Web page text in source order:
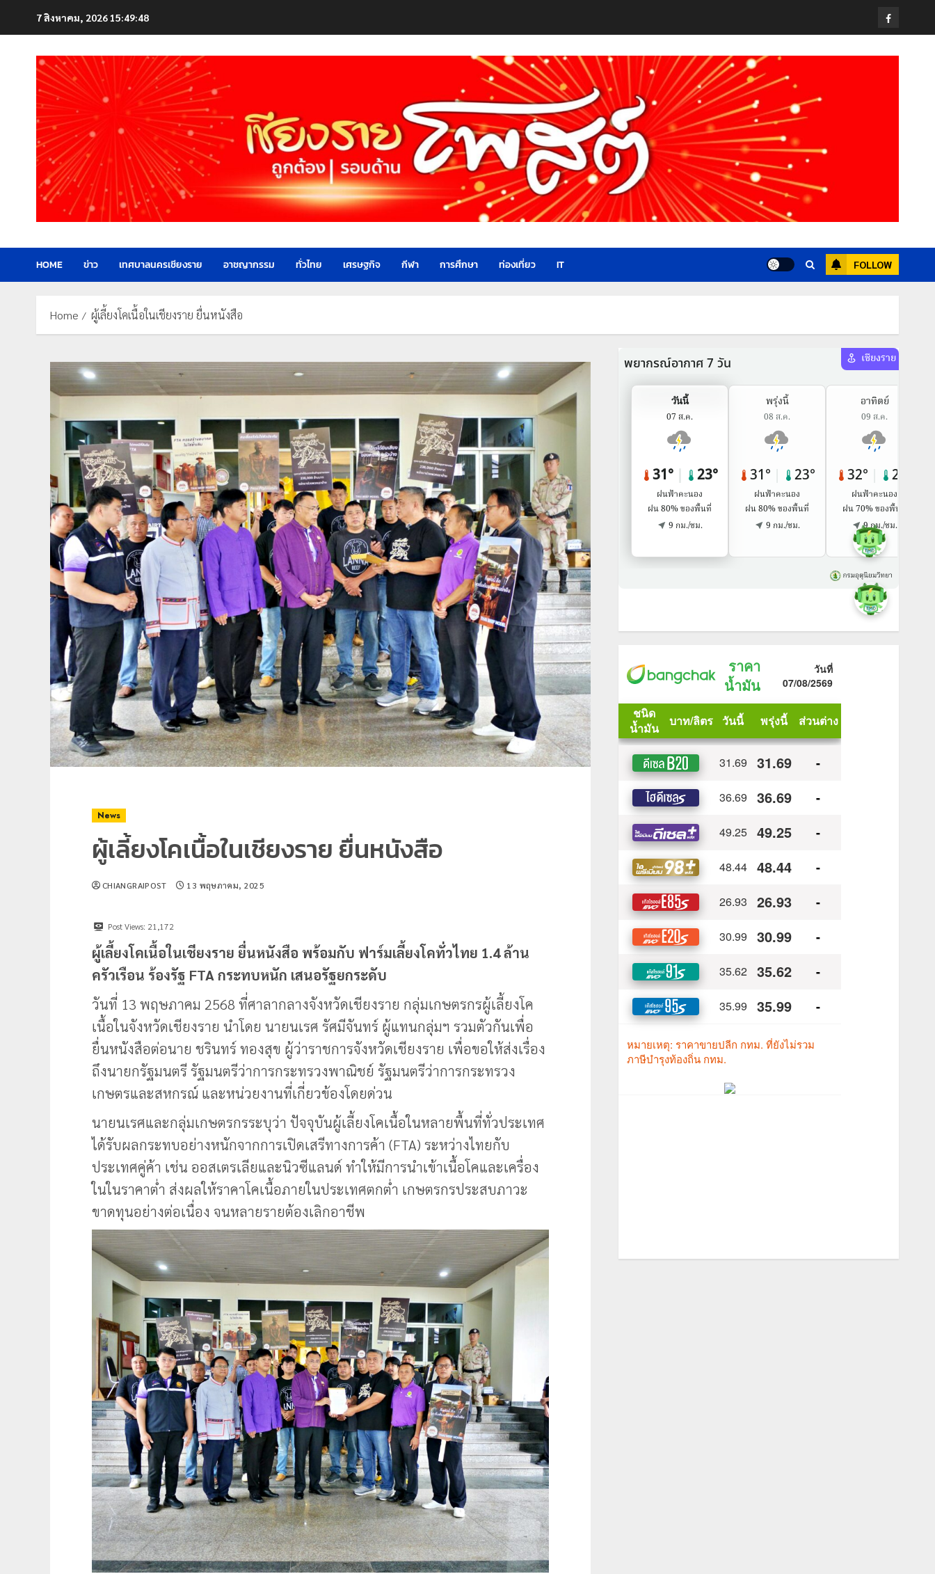
7 สิงหาคม, 2026 15:49:51 Facebook
HOME ข่าว เทศบาลนครเชียงราย อาชญากรรม ทั่วไทย เศรษฐกิจ กีฬา การศึกษา ท่องเที่ยว IT FOLLOW
Home ผู้เลี้ยงโคเนื้อในเชียงราย ยื่นหนังสือ
News
ผู้เลี้ยงโคเนื้อในเชียงราย ยื่นหนังสือ
CHIANGRAIPOST 13 พฤษภาคม, 2025
Post Views: 21,172
ผู้เลี้ยงโคเนื้อในเชียงราย ยื่นหนังสือ พร้อมกับ ฟาร์มเลี้ยงโคทั่วไทย 1.4 ล้าน
ครัวเรือน ร้องรัฐ FTA กระทบหนัก เสนอรัฐยกระดับ
วันที่ 13 พฤษภาคม 2568 ที่ศาลากลางจังหวัดเชียงราย กลุ่มเกษตรกรผู้เลี้ยงโค
เนื้อในจังหวัดเชียงราย นำโดย นายนเรศ รัศมีจันทร์ ผู้แทนกลุ่มฯ รวมตัวกันเพื่อ
ยื่นหนังสือต่อนาย ชรินทร์ ทองสุข ผู้ว่าราชการจังหวัดเชียงราย เพื่อขอให้ส่งเรื่อง
ถึงนายกรัฐมนตรี รัฐมนตรีว่าการกระทรวงพาณิชย์ รัฐมนตรีว่าการกระทรวง
เกษตรและสหกรณ์ และหน่วยงานที่เกี่ยวข้องโดยด่วน
นายนเรศและกลุ่มเกษตรกรระบุว่า ปัจจุบันผู้เลี้ยงโคเนื้อในหลายพื้นที่ทั่วประเทศ
ได้รับผลกระทบอย่างหนักจากการเปิดเสรีทางการค้า (FTA) ระหว่างไทยกับ
ประเทศคู่ค้า เช่น ออสเตรเลียและนิวซีแลนด์ ทำให้มีการนำเข้าเนื้อโคและเครื่อง
ในในราคาต่ำ ส่งผลให้ราคาโคเนื้อภายในประเทศตกต่ำ เกษตรกรประสบภาวะ
ขาดทุนอย่างต่อเนื่อง จนหลายรายต้องเลิกอาชีพ